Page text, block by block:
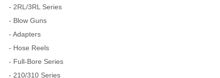
- 2RL/3RL Series
- Blow Guns
- Adapters
- Hose Reels
- Full-Bore Series
- 210/310 Series